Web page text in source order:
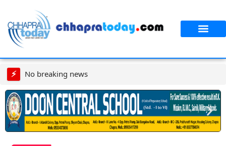
⚡ No breaking news